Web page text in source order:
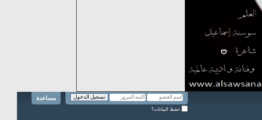
مساعدة
حفظ البيانات؟